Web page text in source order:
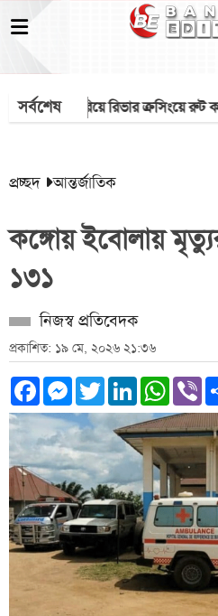
সর্বশেষ
থেকে বেরিয়ে রিভার ক্রসিংয়ে রুট
প্রচ্ছদ আন্তর্জাতিক
কঙ্গোয় ইবোলায়
১৩১
নিজস্ব প্রতিবেদক
প্রকাশিত: ১৯ মে, ২০২৬ ২১:৩৬
Facebook
Messenger
TwitterLinkedIn